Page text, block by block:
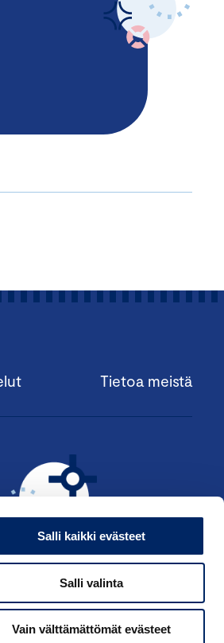
Salli kaikki evästeet
Salli valinta
Vain välttämättömät evästeet
Tietoa meistä
ANSIOMERKKIÄ ›